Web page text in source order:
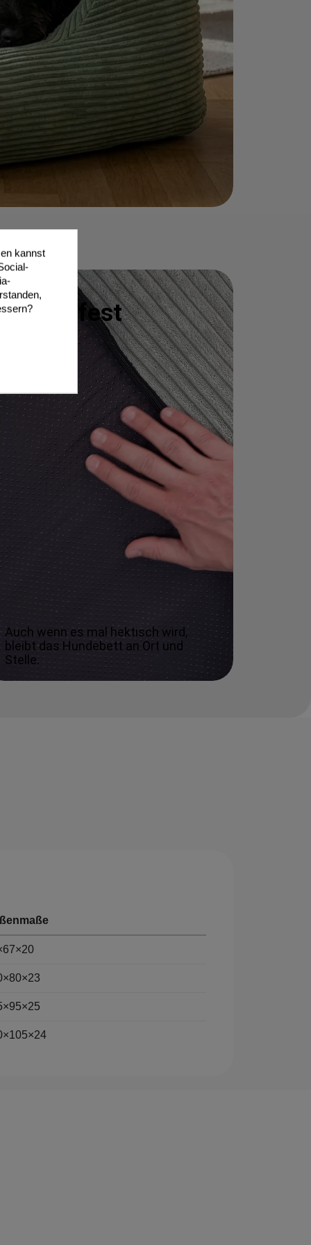
Rutschfest
Auch wenn es mal hektisch wird,
bleibt das Hundebett an Ort und
Stelle.
kannst